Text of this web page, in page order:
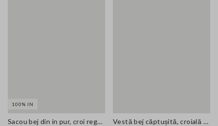
100% IN
Sacou bej din in pur, croi regular
Vestă bej căptușită, croială regulată cu fermoar